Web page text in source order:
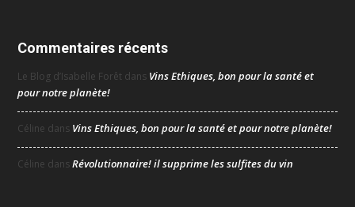
Commentaires récents
Le Blog d’Isabelle Forêt dans Vins Ethiques, bon pour la santé et
pour notre planète!
Céline dans Vins Ethiques, bon pour la santé et pour notre planète!
Céline dansRévolutionnaire! il supprime les sulfites du vin